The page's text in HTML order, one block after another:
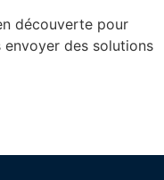
découverte pour
des solutions